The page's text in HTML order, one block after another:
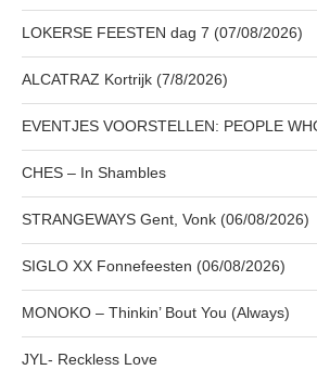
LOKERSE FEESTEN dag 7 (07/08/2026)
ALCATRAZ Kortrijk (7/8/2026)
EVENTJES VOORSTELLEN: PEOPLE
CHES – In Shambles
STRANGEWAYS Gent, Vonk (06/08/2026)
SIGLO XX Fonnefeesten (06/08/2026)
MONOKO – Thinkin’ Bout You (Always)
JYL- Reckless Love